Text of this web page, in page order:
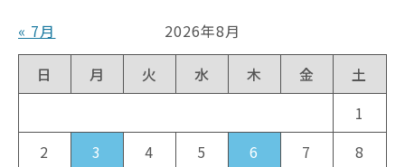
« 7月
2026年8月
日
月 火 水 木 金
土
1
2
3 4 5 6 7
8